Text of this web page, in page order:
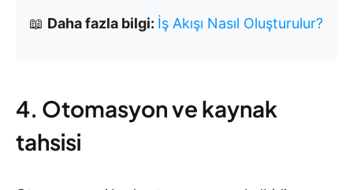
📖 Daha fazla bilgi: İş Akışı Nasıl Oluşturulur?
4. Otomasyon ve kaynak
tahsisi